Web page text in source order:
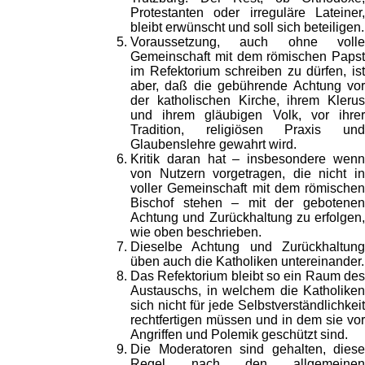
Protestanten oder irreguläre Lateiner,
bleibt erwünscht und soll sich beteiligen.
Voraussetzung, auch ohne volle
Gemeinschaft mit dem römischen Papst
im Refektorium schreiben zu dürfen, ist
aber, daß die gebührende Achtung vor
der katholischen Kirche, ihrem Klerus
und ihrem gläubigen Volk, vor ihrer
Tradition, religiösen Praxis und
Glaubenslehre gewahrt wird.
Kritik daran hat – insbesondere wenn
von Nutzern vorgetragen, die nicht in
voller Gemeinschaft mit dem römischen
Bischof stehen – mit der gebotenen
Achtung und Zurückhaltung zu erfolgen,
wie oben beschrieben.
Dieselbe Achtung und Zurückhaltung
üben auch die Katholiken untereinander.
Das Refektorium bleibt so ein Raum des
Austauschs, in welchem die Katholiken
sich nicht für jede Selbstverständlichkeit
rechtfertigen müssen und in dem sie vor
Angriffen und Polemik geschützt sind.
Die Moderatoren sind gehalten, diese